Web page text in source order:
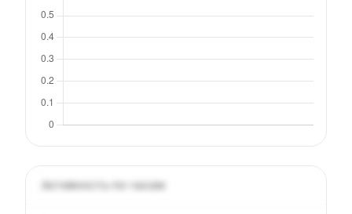
Активность по часам